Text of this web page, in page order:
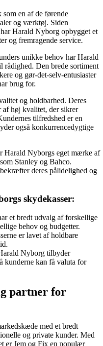
en af de førende
og værktøj. Siden
Harald Nyborg opbygget et
og fremragende service.
unikke behov har Harald
rådighed. Den brede sortiment
og gør-det-selv-entusiaster
brug for.
og holdbarhed. Deres
af høj kvalitet, der sikrer
tilfredshed er en
også konkurrencedygtige
Harald Nyborgs eget mærke af
Stanley og Bahco.
deres pålidelighed og
skydekasser:
et bredt udvalg af forskellige
behov og budgetter.
er lavet af holdbare
Nyborg tilbyder
kunderne kan få valuta for
partner for
med et bredt
og private kunder. Med
er Jem og Fix en populær